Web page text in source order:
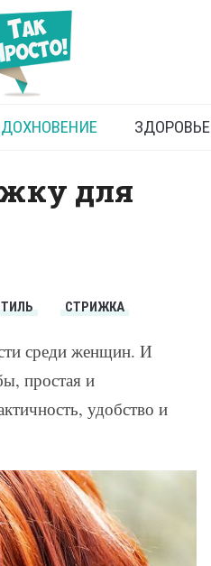
ЗДОРОВЬЕ
для
СТРИЖКА
среди женщин. И
простая и
удобство и